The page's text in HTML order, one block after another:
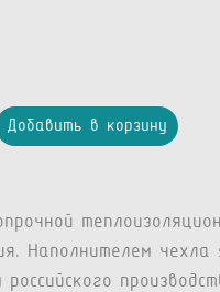
Добавить в корзину
Наполнителем чехла